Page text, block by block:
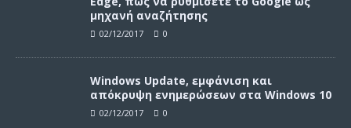
μηχανή αναζήτησης
02/12/2017 0
Windows Update, εμφάνιση και
απόκρυψη ενημερώσεων στα Windows 10
02/12/2017 0